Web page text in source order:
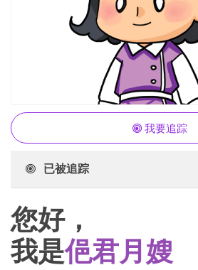
我要追踪
已被追踪
您好，
我是俋君月嫂